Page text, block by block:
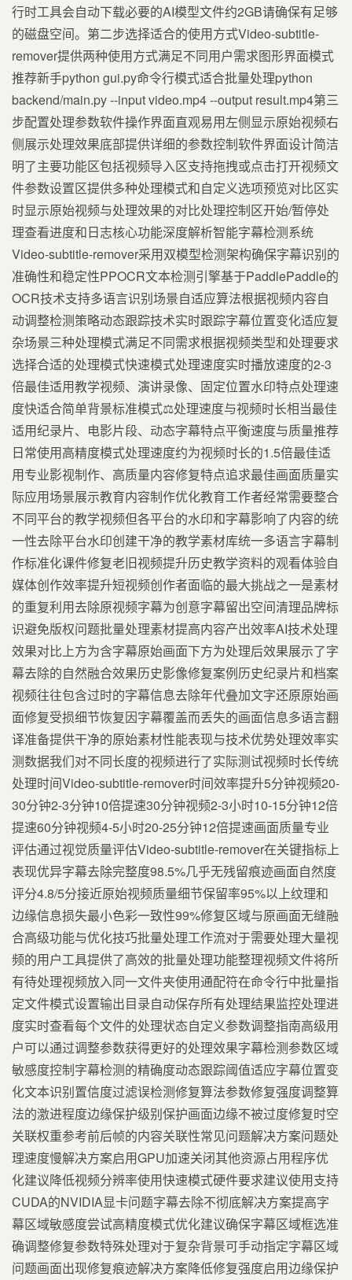
行时工具会自动下载必要的AI模型文件约2GB请确保有足够
的磁盘空间。第二步选择适合的使用方式Video-subtitle-
remover提供两种使用方式满足不同用户需求图形界面模式
推荐新手python gui.py命令行模式适合批量处理python
backend/main.py --input video.mp4 --output result.mp4第三
步配置处理参数软件操作界面直观易用左侧显示原始视频右
侧展示处理效果底部提供详细的参数控制软件界面设计简洁
明了主要功能区包括视频导入区支持拖拽或点击打开视频文
件参数设置区提供多种处理模式和自定义选项预览对比区实
时显示原始视频与处理效果的对比处理控制区开始/暂停处
理查看进度和日志核心功能深度解析智能字幕检测系统
Video-subtitle-remover采用双模型检测架构确保字幕识别的
准确性和稳定性PPOCR文本检测引擎基于PaddlePaddle的
OCR技术支持多语言识别场景自适应算法根据视频内容自
动调整检测策略动态跟踪技术实时跟踪字幕位置变化适应复
杂场景三种处理模式满足不同需求根据视频类型和处理要求
选择合适的处理模式快速模式处理速度实时播放速度的2-3
倍最佳适用教学视频、演讲录像、固定位置水印特点处理速
度快适合简单背景标准模式⚖️处理速度与视频时长相当最佳
适用纪录片、电影片段、动态字幕特点平衡速度与质量推荐
日常使用高精度模式处理速度约为视频时长的1.5倍最佳适
用专业影视制作、高质量内容修复特点追求最佳画面质量实
际应用场景展示教育内容制作优化教育工作者经常需要整合
不同平台的教学视频但各平台的水印和字幕影响了内容的统
一性去除平台水印创建干净的教学素材库统一多语言字幕制
作标准化课件修复老旧视频提升历史教学资料的观看体验自
媒体创作效率提升短视频创作者面临的最大挑战之一是素材
的重复利用去除原视频字幕为创意字幕留出空间清理品牌标
识避免版权问题批量处理素材提高内容产出效率AI技术处理
效果对比上方为含字幕原始画面下方为处理后效果展示了字
幕去除的自然融合效果历史影像修复案例历史纪录片和档案
视频往往包含过时的字幕信息去除年代叠加文字还原原始画
面修复受损细节恢复因字幕覆盖而丢失的画面信息多语言翻
译准备提供干净的原始素材性能表现与技术优势处理效率实
测数据我们对不同长度的视频进行了实际测试视频时长传统
处理时间Video-subtitle-remover时间效率提升5分钟视频20-
30分钟2-3分钟10倍提速30分钟视频2-3小时10-15分钟12倍
提速60分钟视频4-5小时20-25分钟12倍提速画面质量专业
评估通过视觉质量评估Video-subtitle-remover在关键指标上
表现优异字幕去除完整度98.5%几乎无残留痕迹画面自然度
评分4.8/5分接近原始视频质量细节保留率95%以上纹理和
边缘信息损失最小色彩一致性99%修复区域与原画面无缝融
合高级功能与优化技巧批量处理工作流对于需要处理大量视
频的用户工具提供了高效的批量处理功能整理视频文件将所
有待处理视频放入同一文件夹使用通配符在命令行中批量指
定文件模式设置输出目录自动保存所有处理结果监控处理进
度实时查看每个文件的处理状态自定义参数调整指南高级用
户可以通过调整参数获得更好的处理效果字幕检测参数区域
敏感度控制字幕检测的精确度动态跟踪阈值适应字幕位置变
化文本识别置信度过滤误检测修复算法参数修复强度调整算
法的激进程度边缘保护级别保护画面边缘不被过度修复时空
关联权重参考前后帧的内容关联性常见问题解决方案问题处
理速度慢解决方案启用GPU加速关闭其他资源占用程序优
化建议降低视频分辨率使用快速模式硬件要求建议使用支持
CUDA的NVIDIA显卡问题字幕去除不彻底解决方案提高字
幕区域敏感度尝试高精度模式优化建议确保字幕区域框选准
确调整修复参数特殊处理对于复杂背景可手动指定字幕区域
问题画面出现修复痕迹解决方案降低修复强度启用边缘保护